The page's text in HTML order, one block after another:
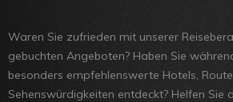
Kontakt
Waren Sie zufrieden mit unserer
gebuchten Angeboten? Haben Sie
besonders empfehlenswerte Hotels,
Sehenswürdigkeiten entdeckt? Helfen Sie